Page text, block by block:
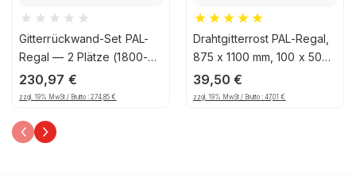
Gitterrückwand-Set PAL-
Regal — 2 Plätze (1800-
1850mm), 1206, 125
230,97 €
zzgl. 19% MwSt / Brutto :274,85€
Drahtgitterrost PAL-Regal,
875 x 1100 mm, 100 x 50
mm Maschenteilung,
verzinkt
39,50€
zzgl. 19% MwSt / Brutto :47,01€